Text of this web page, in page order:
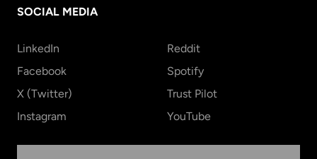
SOCIAL MEDIA
LinkedIn
Facebook
X (Twitter)
Instagram
Reddit
Spotify
Trust Pilot
YouTube